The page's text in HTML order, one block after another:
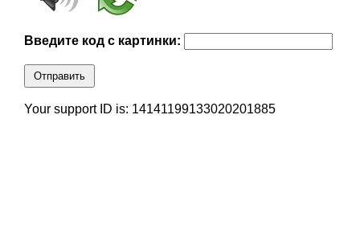
Введите код с картинки:
Отправить
Your support ID is: 14141199133020201885